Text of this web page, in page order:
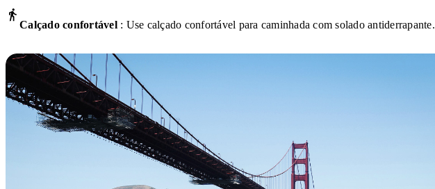
Calçado confortável: Use calçado confortável para caminhada com solado antiderrapante.